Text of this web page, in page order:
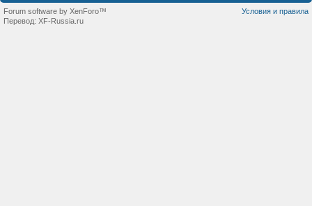
Условия и правила
Forum software by XenForo™
Перевод: XF-Russia.ru